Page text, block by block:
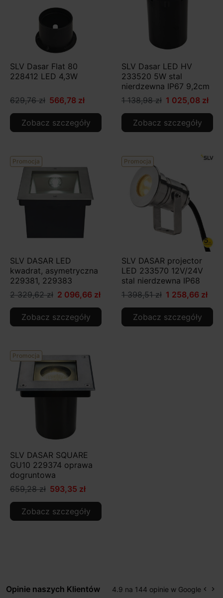
SLV Dasar Flat 80
228412 LED 4,3W
629,76 zł 566,78 zł
Zobacz szczegóły
SLV Dasar LED HV
233520 5W stal
nierdzewna IP67 9,2cm
1 138,98 zł 1 025,08 zł
Zobacz szczegóły
Promocja
SLV DASAR LED
kwadrat, asymetryczna
229381, 229383
2 329,62 zł 2 096,66 zł
Zobacz szczegóły
Promocja
SLV DASAR projector
LED 233570 12V/24V
stal nierdzewna IP68
1 398,51 zł 1 258,66 zł
Zobacz szczegóły
Promocja
SLV DASAR SQUARE
GU10 229374 oprawa
dogruntowa
659,28 zł 593,35 zł
Zobacz szczegóły
Opinie naszych Klientów 4.9 na 144 opinie w Google keyboard_arrow_left keyboard_arrow_right